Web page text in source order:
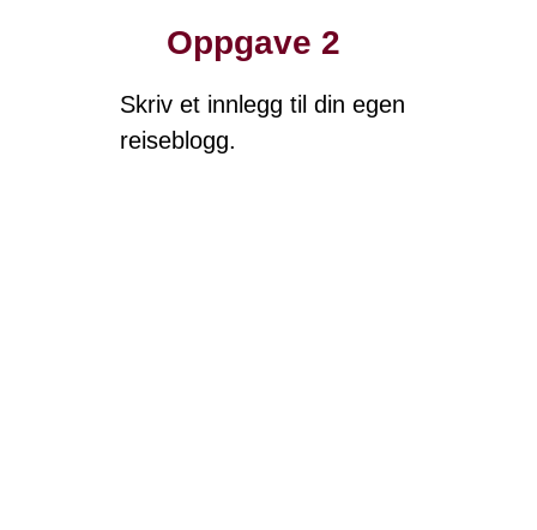
Oppgave 2
Skriv et innlegg til din egen
reiseblogg.